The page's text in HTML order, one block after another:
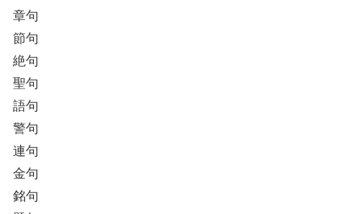
章句
節句
絶句
聖句
語句
警句
連句
金句
銘句